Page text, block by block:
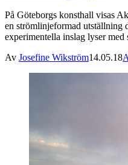
På Göteborgs konsthall visas
en strömlinjeformad utställning
experimentella inslag lyser med
Av Josefine Wikström14.05.18